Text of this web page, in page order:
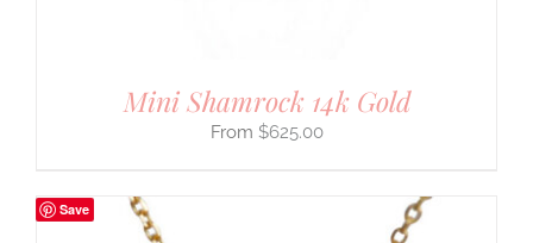
Mini Shamrock 14k Gold
$625.00
Save